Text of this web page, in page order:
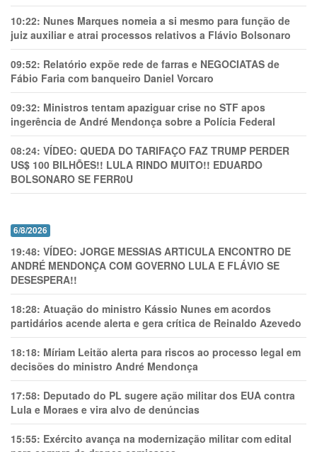
10:22: Nunes Marques nomeia a si mesmo para função de
juiz auxiliar e atrai processos relativos a Flávio Bolsonaro
09:52: Relatório expõe rede de farras e NEGOCIATAS de
Fábio Faria com banqueiro Daniel Vorcaro
09:32: Ministros tentam apaziguar crise no STF apos
ingerência de André Mendonça sobre a Polícia Federal
08:24: VÍDEO: QUEDA DO TARIFAÇO FAZ TRUMP PERDER
US$ 100 BILHÕES!! LULA RINDO MUITO!! EDUARDO
BOLSONARO SE FERR0U
6/8/2026
19:48: VÍDEO: JORGE MESSIAS ARTICULA ENCONTRO DE
ANDRÉ MENDONÇA COM GOVERNO LULA E FLÁVIO SE
DESESPERA!!
18:28: Atuação do ministro Kássio Nunes em acordos
partidários acende alerta e gera crítica de Reinaldo Azevedo
18:18: Míriam Leitão alerta para riscos ao processo legal em
decisões do ministro André Mendonça
17:58: Deputado do PL sugere ação militar dos EUA contra
Lula e Moraes e vira alvo de denúncias
15:55: Exército avança na modernização militar com edital